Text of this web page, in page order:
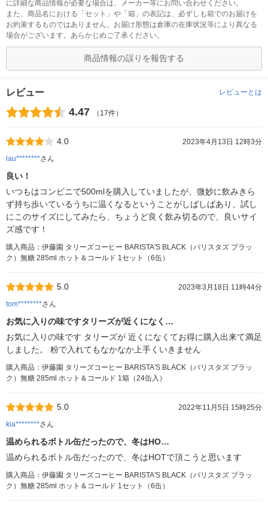
に詳細な商品情報が必要な場合は、メーカー等にお問い合わせください。
また、商品名における「セット」や「箱」の表記は、必ずしも箱でのお届けを
お約束するものではありません。お届け形態は倉庫の在庫状況等により異なる
場合がございます。あらかじめご了承ください。
商品情報の誤りを報告する
レビュー レビューとは
4.47 （17件）
4.0
2023年4月13日 12時3分
lau********さん
良い！
いつもはコンビニで500mlを購入していましたが、微妙に飲みきら
ず持ち歩いているうちに温くなるということがしばしばあり、試し
にこのサイズにしてみたら、ちょうど良く飲み切るので、良いサイ
ズ感です！
購入商品：伊藤園 タリーズコーヒー BARISTA'S BLACK（バリスタズ ブラッ
ク）無糖 285ml ホット＆コールド 1セット（6缶）
5.0
2023年3月18日 11時44分
tom********さん
お気に入りの味ですタリーズが近くになく…
お気に入りの味です タリーズが 近くになくてお得に購入出来て満足
しました。 粉で入れてもなかなか上手くいきません
購入商品：伊藤園 タリーズコーヒー BARISTA'S BLACK（バリスタズ ブラッ
ク）無糖 285ml ホット＆コールド 1箱（24缶入）
5.0
2022年11月5日 15時25分
kia********さん
温められるボトル缶だったので、冬はHO…
温められるボトル缶だったので、冬はHOTで頂こうと思います
購入商品：伊藤園 タリーズコーヒー BARISTA'S BLACK（バリスタズ ブラッ
ク）無糖 285ml ホット＆コールド 1セット（6缶）